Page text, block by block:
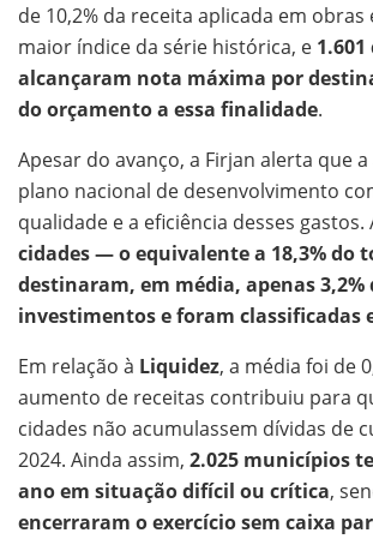
de 10,2% da receita aplicada em obras
maior índice da série histórica, e
alcançaram nota máxima por
do orçamento a essa finalidade.
Apesar do avanço, a Firjan alerta que
plano nacional de desenvolvimento
qualidade e a eficiência desses gastos.
cidades — o equivalente a 18,3% do
destinaram, em média, apenas 3,2%
investimentos e foram classificadas
Em relação à Liquidez, a média foi de
aumento de receitas contribuiu para
cidades não acumulassem dívidas de
2024. Ainda assim, 2.025 municípios
ano em situação difícil ou crítica,
encerraram o exercício sem caixa